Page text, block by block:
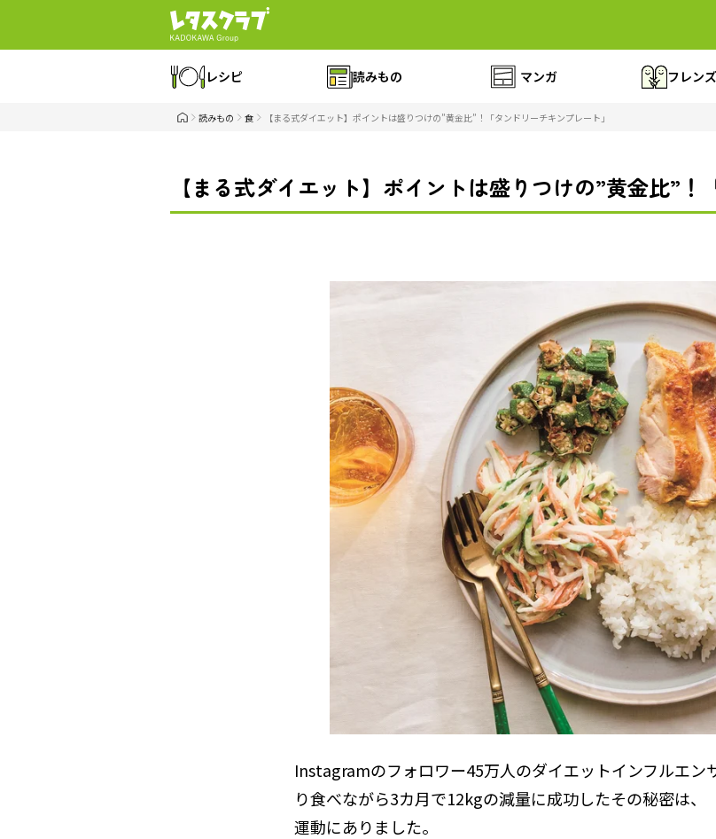
レシピ 読みもの マンガ フレンズ
読みもの 食 【まる式ダイエット】ポイントは盛りつけの”黄金比”！「タンドリーチキンプレート」
【まる式ダイエット】ポイントは盛りつけの”黄金比”！
Instagramのフォロワー45万人のダイエットインフルエン
り食べながら3カ月で12kgの減量に成功したその秘密は、
運動にありました。